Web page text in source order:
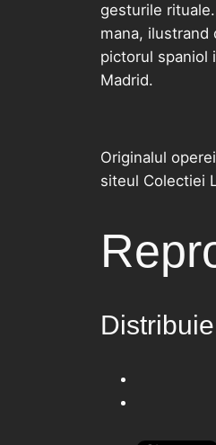
gesturile
mana, ilustrand
pictorul spaniol
Madrid.
Originalul
siteul Colectiei